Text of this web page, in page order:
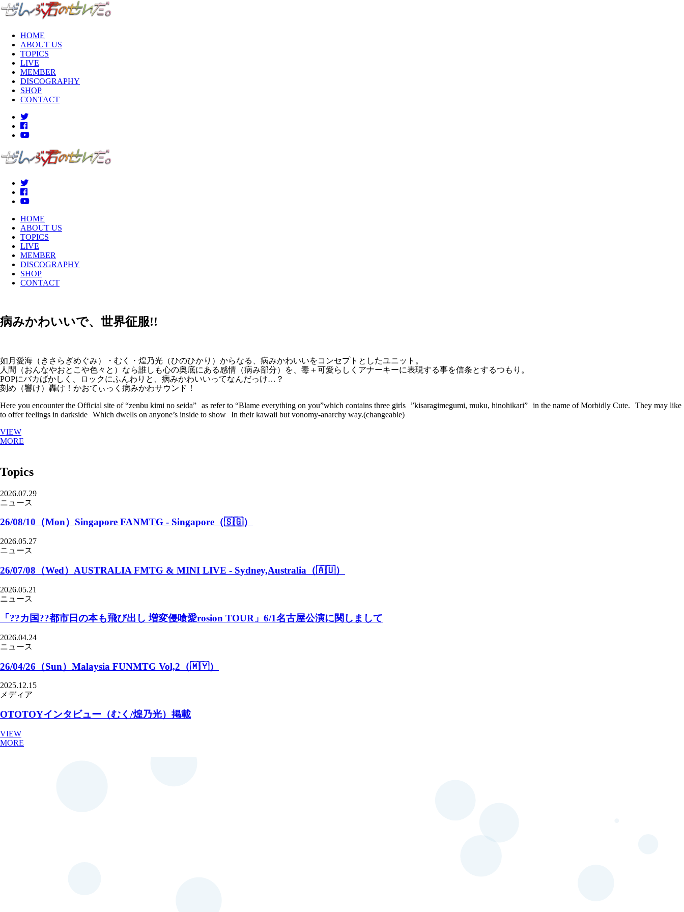
HOME
ABOUT US
TOPICS
LIVE
MEMBER
DISCOGRAPHY
SHOP
CONTACT
HOME
ABOUT US
TOPICS
LIVE
MEMBER
DISCOGRAPHY
SHOP
CONTACT
病みかわいいで、 世界征服!!
如月愛海（きさらぎめぐみ）・むく・煌乃光（ひのひかり）からなる、病みかわいいをコンセプトとしたユニット。
人間（おんなやおとこや色々と）なら誰しも心の奥底にある感情（病み部分）を、毒＋可愛らしくアナーキーに表現する事を信条とするつもり。
POPにバカばかしく、ロックにふんわりと、病みかわいいってなんだっけ…？
刻め（響け）轟け！かおてぃっく病みかわサウンド！
Here you encounter the Official site of “zenbu kimi no seida” as refer to “Blame everything on you”which contains three girls ”kisaragimegumi, muku, hinohikari” in the name of Morbidly Cute. They may like
to offer feelings in darkside Which dwells on anyone’s inside to show In their kawaii but vonomy-anarchy way.(changeable)
VIEW
MORE
Topics
2026.07.29
ニュース
26/08/10（Mon）Singapore FANMTG - Singapore（🇸🇬）
2026.05.27
ニュース
26/07/08（Wed）AUSTRALIA FMTG & MINI LIVE - Sydney,Australia（🇦🇺）
2026.05.21
ニュース
「??カ国??都市日の本も飛び出し 増変侵喰愛rosion TOUR」6/1名古屋公演に関しまして
2026.04.24
ニュース
26/04/26（Sun）Malaysia FUNMTG Vol,2（🇲🇾）
2025.12.15
メディア
OTOTOYインタビュー（むく/煌乃光）掲載
VIEW
MORE